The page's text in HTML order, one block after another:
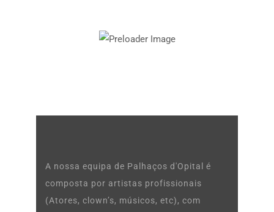
A nossa equipa de Palhaços d'Opital é
composta por artistas profissionais
(Atores, clown’s, músicos, etc), com